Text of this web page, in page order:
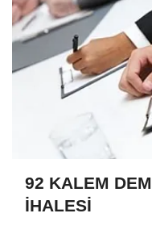
92 KALEM
İHALESİ